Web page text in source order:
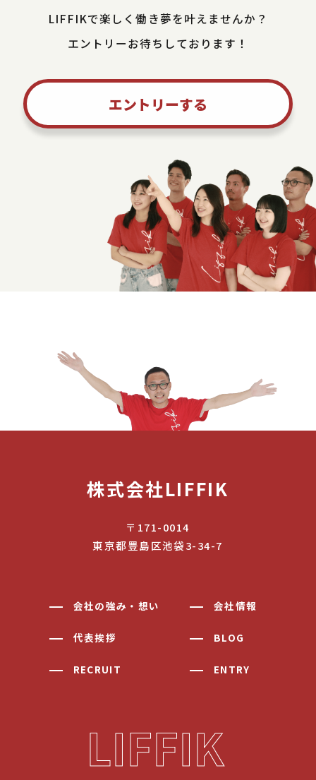
LIFFIKで楽しく働き夢を叶えませんか？
エントリーお待ちしております！
エントリーする
株式会社LIFFIK
〒171-0014
東京都豊島区池袋3-34-7
会社の強み・想い
代表挨拶
RECRUIT
会社情報
BLOG
ENTRY
LIFFIK